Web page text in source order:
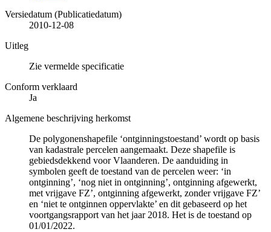
Versiedatum (Publicatiedatum)
2010-12-08
Uitleg
Zie vermelde specificatie
Conform verklaard
Ja
Algemene beschrijving herkomst
De polygonenshapefile ‘ontginningstoestand’ wordt op basis
van kadastrale percelen aangemaakt. Deze shapefile is
gebiedsdekkend voor Vlaanderen. De aanduiding in
symbolen geeft de toestand van de percelen weer: ‘in
ontginning’, ‘nog niet in ontginning’, ontginning afgewerkt,
met vrijgave FZ’, ontginning afgewerkt, zonder vrijgave FZ’
en ‘niet te ontginnen oppervlakte’ en dit gebaseerd op het
voortgangsrapport van het jaar 2018. Het is de toestand op
01/01/2022.